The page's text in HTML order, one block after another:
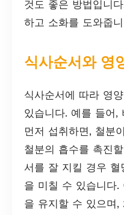
것도 좋은 방법입니
하고 소화를 도와줍
식사순서와 영
식사순서에 따라 영
있습니다. 예를 들어,
먼저 섭취하면, 철분
철분의 흡수를 촉진
서를 잘 지킬 경우
을 미칠 수 있습니다
을 유지할 수 있으며,